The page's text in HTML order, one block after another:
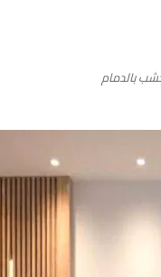
بالدمام